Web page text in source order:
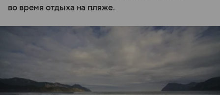
во время отдыха на пляже.